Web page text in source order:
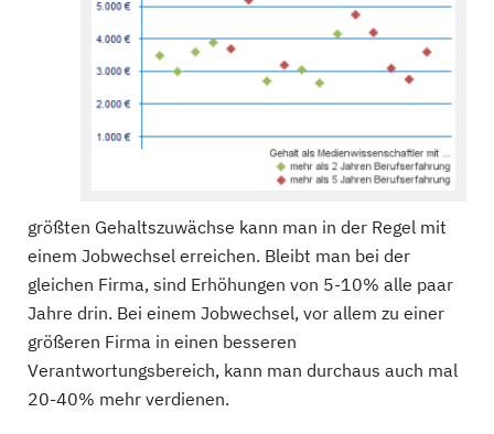
größten Gehaltszuwächse kann man in der Regel mit
einem Jobwechsel erreichen. Bleibt man bei der
gleichen Firma, sind Erhöhungen von 5-10% alle paar
Jahre drin. Bei einem Jobwechsel, vor allem zu einer
größeren Firma in einen besseren
Verantwortungsbereich, kann man durchaus auch mal
20-40% mehr verdienen.